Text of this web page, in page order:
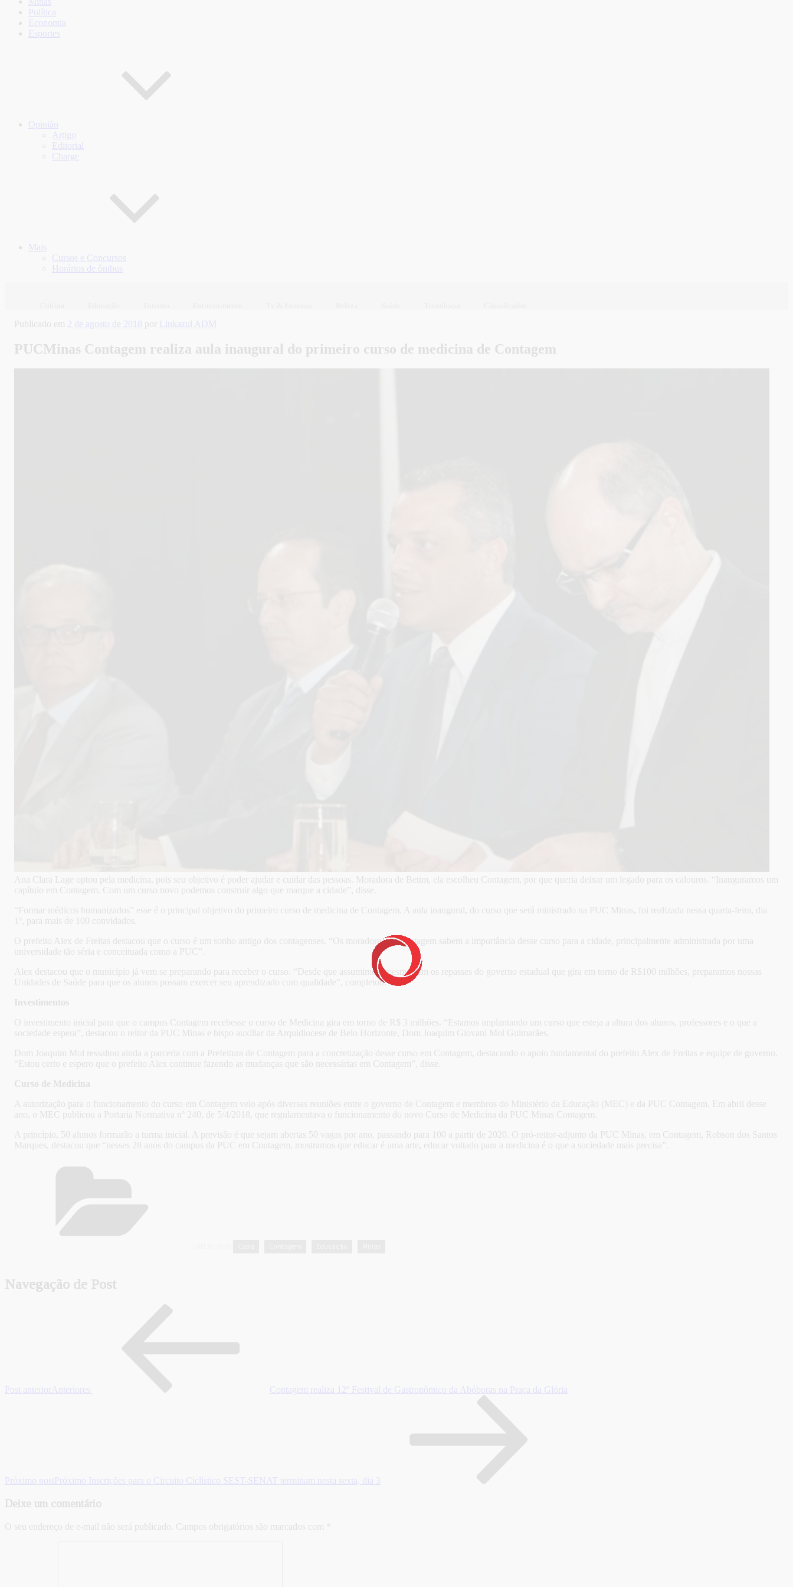
Política
Economia
Esportes
Opinião
Artigo
Editorial
Charge
Mais
Cursos e Concursos
Horários de ônibus
Publicado em 2 de agosto de 2018 por Linkazul ADM
PUCMinas Contagem realiza aula inaugural do primeiro curso de medicina de Contagem
Ana Clara Lage optou pela medicina, pois seu objetivo é poder ajudar e cuidar das pessoas. Moradora de Betim, ela escolheu Contagem, por que queria deixar um legado para os calouros. “Inauguramos um
capítulo em Contagem. Com um curso novo podemos construir algo que marque a cidade”, disse.
“Formar médicos humanizados” esse é o principal objetivo do primeiro curso de medicina de Contagem. A aula inaugural, do curso que será ministrado na PUC Minas, foi realizada nessa quarta-feira, dia
1º, para mais de 100 convidados.
O prefeito Alex de Freitas destacou que o curso é um sonho antigo dos contagenses. “Os moradores de Contagem sabem a importância desse curso para a cidade, principalmente administrada por uma
universidade tão séria e conceituada como a PUC”.
Alex destacou que o município já vem se preparando para receber o curso. “Desde que assumimos, mesmo sem os repasses do governo estadual que gira em torno de R$100 milhões, preparamos nossas
Unidades de Saúde para que os alunos possam exercer seu aprendizado com qualidade”, completou.
Investimentos
O investimento inicial para que o campus Contagem recebesse o curso de Medicina gira em torno de R$ 3 milhões. “Estamos implantando um curso que esteja a altura dos alunos, professores e o que a
sociedade espera”, destacou o reitor da PUC Minas e bispo auxiliar da Arquidiocese de Belo Horizonte, Dom Joaquim Giovani Mol Guimarães.
Dom Joaquim Mol ressaltou ainda a parceria com a Prefeitura de Contagem para a concretização desse curso em Contagem, destacando o apoio fundamental do prefeito Alex de Freitas e equipe de governo.
“Estou certo e espero que o prefeito Alex continue fazendo as mudanças que são necessárias em Contagem”, disse.
Curso de Medicina
A autorização para o funcionamento do curso em Contagem veio após diversas reuniões entre o governo de Contagem e membros do Ministério da Educação (MEC) e da PUC Contagem. Em abril desse
ano, o MEC publicou a Portaria Normativa nº 240, de 5/4/2018, que regulamentava o funcionamento do novo Curso de Medicina da PUC Minas Contagem.
A princípio, 50 alunos formarão a turma inicial. A previsão é que sejam abertas 50 vagas por ano, passando para 100 a partir de 2020. O pró-reitor-adjunto da PUC Minas, em Contagem, Robson dos Santos
Marques, destacou que “nesses 28 anos do campus da PUC em Contagem, mostramos que educar é uma arte, educar voltado para a medicina é o que a sociedade mais precisa”.
Navegação de Post
Post anterior Anteriores Contagem realiza 12º Festival de Gastronômico da Abóboras na Praça da Glória
Próximo post Próximo Inscrições para o Circuito Ciclístico SEST-SENAT terminam nesta sexta, dia 3
Deixe um comentário
O seu endereço de e-mail não será publicado. Campos obrigatórios são marcados com